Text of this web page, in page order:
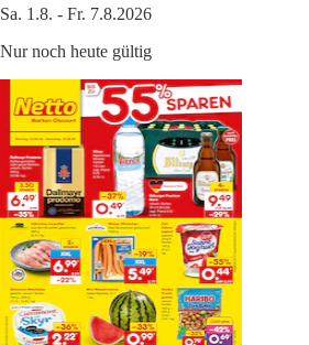
Sa. 1.8. - Fr. 7.8.2026
Nur noch heute gültig